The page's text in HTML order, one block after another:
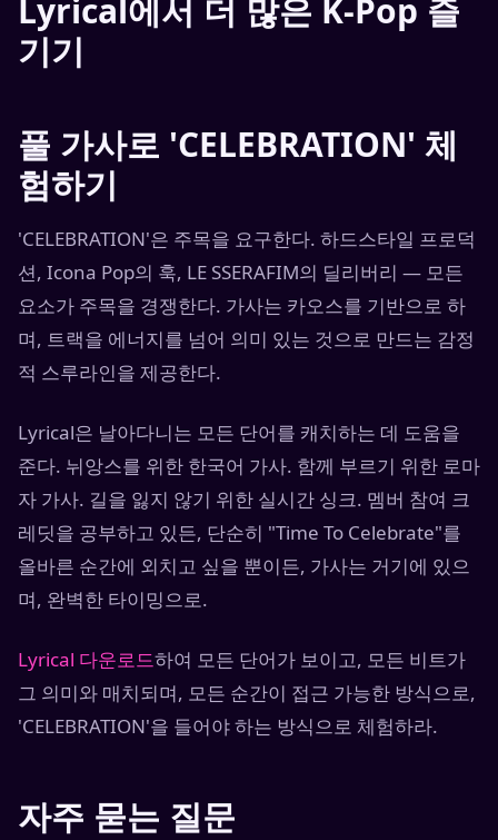
Lyrical에서 더 많은 K-Pop 즐
기기
풀 가사로 'CELEBRATION' 체
험하기
'CELEBRATION'은 주목을 요구한다. 하드스타일 프로덕
션, Icona Pop의 훅, LE SSERAFIM의 딜리버리 — 모든
요소가 주목을 경쟁한다. 가사는 카오스를 기반으로 하
며, 트랙을 에너지를 넘어 의미 있는 것으로 만드는 감정
적 스루라인을 제공한다.
Lyrical은 날아다니는 모든 단어를 캐치하는 데 도움을
준다. 뉘앙스를 위한 한국어 가사. 함께 부르기 위한 로마
자 가사. 길을 잃지 않기 위한 실시간 싱크. 멤버 참여 크
레딧을 공부하고 있든, 단순히 "Time To Celebrate"를
올바른 순간에 외치고 싶을 뿐이든, 가사는 거기에 있으
며, 완벽한 타이밍으로.
Lyrical 다운로드하여 모든 단어가 보이고, 모든 비트가
그 의미와 매치되며, 모든 순간이 접근 가능한 방식으로,
'CELEBRATION'을 들어야 하는 방식으로 체험하라.
자주 묻는 질문